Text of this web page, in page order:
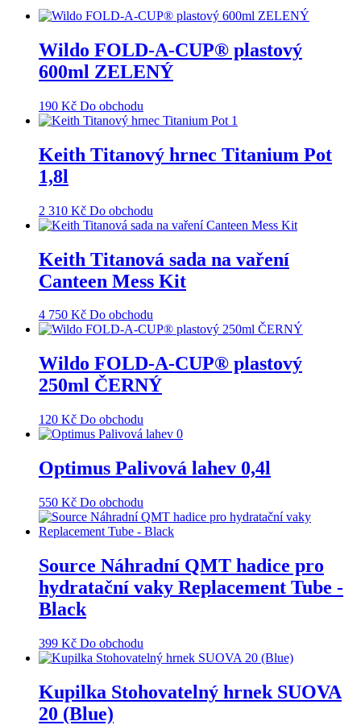
Wildo FOLD-A-CUP® plastový
600ml ZELENÝ
190 Kč Do obchodu
Keith Titanový hrnec Titanium Pot
1,8l
2 310 Kč Do obchodu
Keith Titanová sada na vaření
Canteen Mess Kit
4 750 Kč Do obchodu
Wildo FOLD-A-CUP® plastový
250ml ČERNÝ
120 Kč Do obchodu
Optimus Palivová lahev 0,4l
550 Kč Do obchodu
Source Náhradní QMT hadice pro
hydratační vaky Replacement Tube -
Black
399 Kč Do obchodu
Kupilka Stohovatelný hrnek SUOVA
20 (Blue)